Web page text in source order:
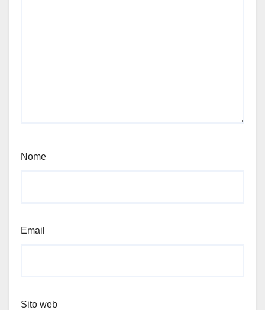
Nome
Email
Sito web